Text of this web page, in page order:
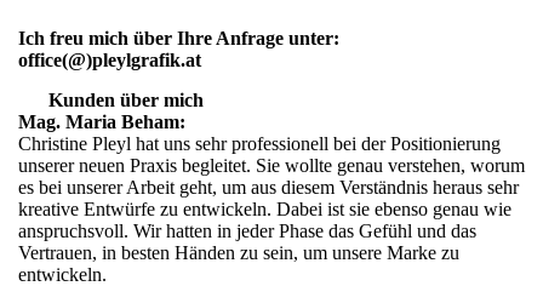
Ich freu mich über Ihre Anfrage unter:
office(@)pleylgrafik.at
Kunden über mich
Mag. Maria Beham:
Christine Pleyl hat uns sehr professionell bei der Positionierung
unserer neuen Praxis begleitet. Sie wollte genau verstehen, worum
es bei unserer Arbeit geht, um aus diesem Verständnis heraus sehr
kreative Entwürfe zu entwickeln. Dabei ist sie ebenso genau wie
anspruchsvoll. Wir hatten in jeder Phase das Gefühl und das
Vertrauen, in besten Händen zu sein, um unsere Marke zu
entwickeln.